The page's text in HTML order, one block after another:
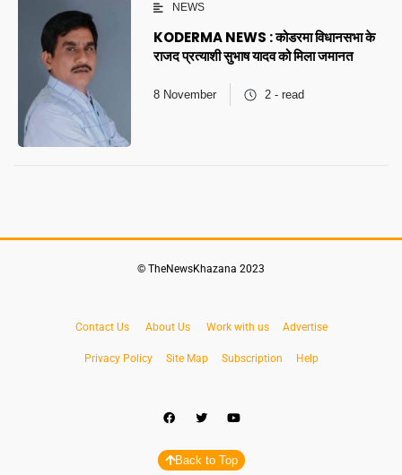
NEWS
KODERMA NEWS : कोडरमा विधानसभा के
राजद प्रत्याशी सुभाष यादव को मिला जमानत
8 November 2 - read
© TheNewsKhazana 2023
Contact Us About Us Work with us Advertise
Privacy Policy Site Map Subscription Help
Back to Top